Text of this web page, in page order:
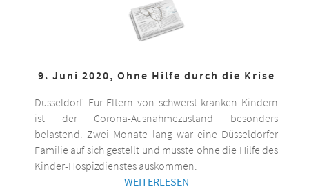
9. Juni 2020, Ohne Hilfe durch die Krise
Düsseldorf. Für Eltern von schwerst kranken Kindern
ist der Corona-Ausnahmezustand besonders
belastend. Zwei Monate lang war eine Düsseldorfer
Familie auf sich gestellt und musste ohne die Hilfe des
Kinder-Hospizdienstes auskommen.
WEITERLESEN